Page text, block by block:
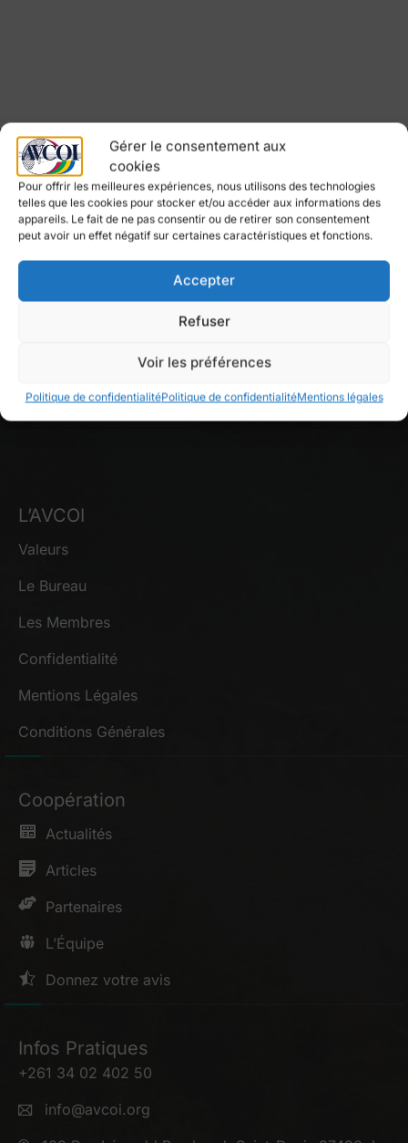
Gérer le consentement aux
cookies
Pour offrir les meilleures expériences, nous utilisons des technologies
telles que les cookies pour stocker et/ou accéder aux informations des
appareils. Le fait de ne pas consentir ou de retirer son consentement
peut avoir un effet négatif sur certaines caractéristiques et fonctions.
Accepter
Refuser
Voir les préférences
Politique de confidentialitéPolitique de confidentialitéMentions légales
L’AVCOI est une association regroupant une
quarantaine de villes et collectivités de l’Océan Indien,
Maurice, Mayotte et des Seychelles.
L’AVCOI
Valeurs
Le Bureau
Les Membres
Confidentialité
Mentions Légales
Conditions Générales
Coopération
Actualités
Articles
Partenaires
L’Équipe
Donnez votre avis
Infos Pratiques
+261 34 02 402 50
info@avcoi.org